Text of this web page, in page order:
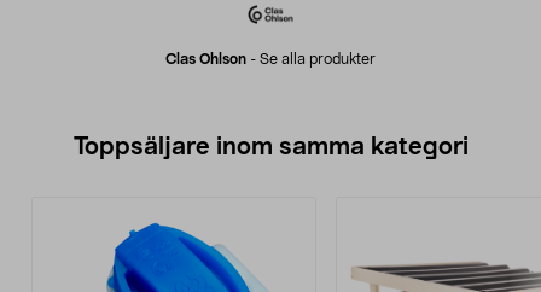
Clas Ohlson - Se alla produkter
Toppsäljare inom samma kategori